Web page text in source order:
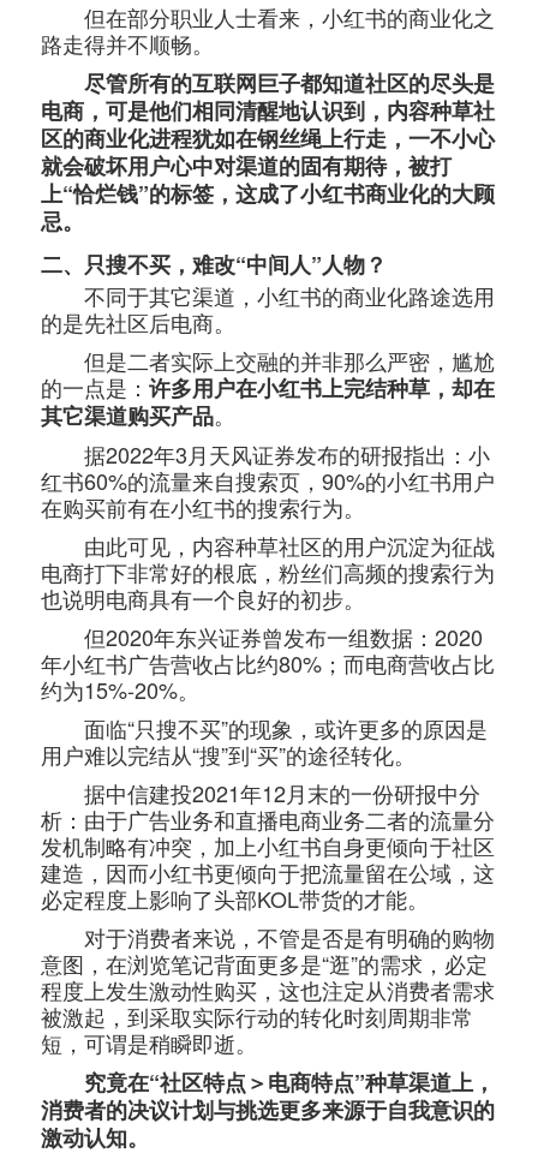
但在部分职业人士看来，小红书的商业化之
路走得并不顺畅。
尽管所有的互联网巨子都知道社区的尽头是
电商，可是他们相同清醒地认识到，内容种草社
区的商业化进程犹如在钢丝绳上行走，一不小心
就会破坏用户心中对渠道的固有期待，被打
上“恰烂钱”的标签，这成了小红书商业化的大顾
忌。
二、只搜不买，难改“中间人”人物？
不同于其它渠道，小红书的商业化路途选用
的是先社区后电商。
但是二者实际上交融的并非那么严密，尴尬
的一点是： 许多用户在小红书上完结种草，却在
其它渠道购买产品。
据2022年3月天风证券发布的研报指出：小
红书60%的流量来自搜索页，90%的小红书用户
在购买前有在小红书的搜索行为。
由此可见，内容种草社区的用户沉淀为征战
电商打下非常好的根底，粉丝们高频的搜索行为
也说明电商具有一个良好的初步。
但2020年东兴证券曾发布一组数据：2020
年小红书广告营收占比约80%；而电商营收占比
约为15%-20%。
面临“只搜不买”的现象，或许更多的原因是
用户难以完结从“搜”到“买”的途径转化。
据中信建投2021年12月末的一份研报中分
析：由于广告业务和直播电商业务二者的流量分
发机制略有冲突，加上小红书自身更倾向于社区
建造，因而小红书更倾向于把流量留在公域，这
必定程度上影响了头部KOL带货的才能。
对于消费者来说，不管是否是有明确的购物
意图，在浏览笔记背面更多是“逛”的需求，必定
程度上发生激动性购买，这也注定从消费者需求
被激起，到采取实际行动的转化时刻周期非常
短，可谓是稍瞬即逝。
究竟在“社区特点＞电商特点”种草渠道上，
消费者的决议计划与挑选更多来源于自我意识的
激动认知。